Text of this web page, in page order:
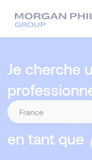
Je cherche
en tant que